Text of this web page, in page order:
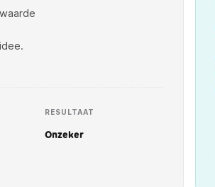
RESULTAAT
Onzeker